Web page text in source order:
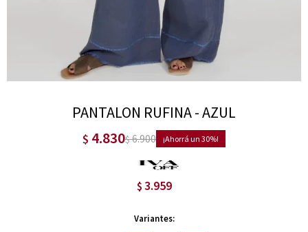
PANTALON RUFINA - AZUL
$ 4.830$6.900 30
$ 3.959
Variantes: